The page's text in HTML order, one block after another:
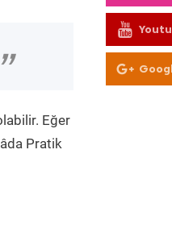
”
Eğer
Pratik
Olun